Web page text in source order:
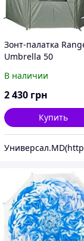
Зонт-палатка
Umbrella 50
В наличии
2 430 грн
Купить